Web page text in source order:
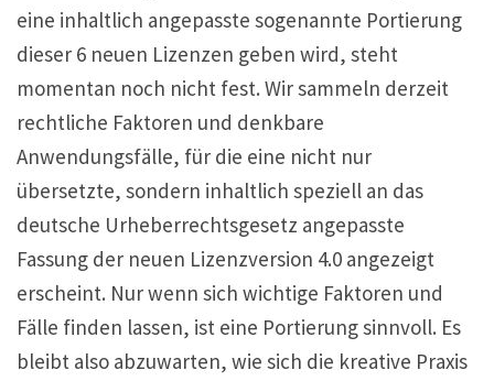
eine inhaltlich angepasste sogenannte Portierung
dieser 6 neuen Lizenzen geben wird, steht
momentan noch nicht fest. Wir sammeln derzeit
rechtliche Faktoren und denkbare
Anwendungsfälle, für die eine nicht nur
übersetzte, sondern inhaltlich speziell an das
deutsche Urheberrechtsgesetz angepasste
Fassung der neuen Lizenzversion 4.0 angezeigt
erscheint. Nur wenn sich wichtige Faktoren und
Fälle finden lassen, ist eine Portierung sinnvoll. Es
bleibt also abzuwarten, wie sich die kreative Praxis